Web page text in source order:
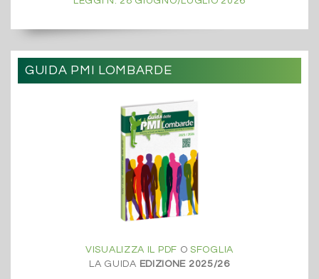
GUIDA PMI LOMBARDE
VISUALIZZA IL PDF OSFOGLIA
LA GUIDA EDIZIONE 2025/26